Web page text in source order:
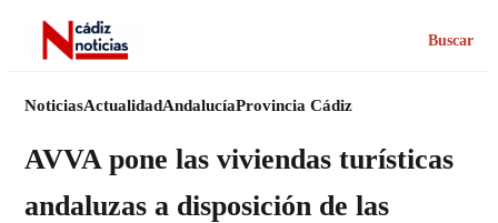
Buscar
NoticiasActualidadAndalucíaProvincia Cádiz
AVVA pone las viviendas turísticas
andaluzas a disposición de las